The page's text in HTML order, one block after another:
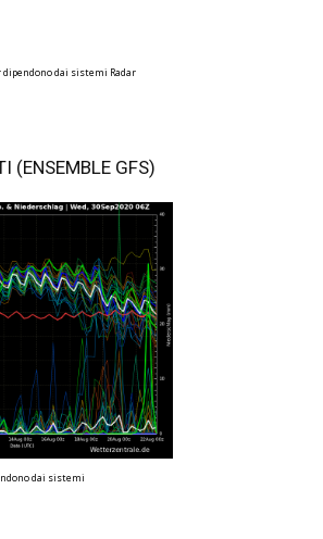
dai sistemi Radar
(ENSEMBLE GFS)
dai sistemi